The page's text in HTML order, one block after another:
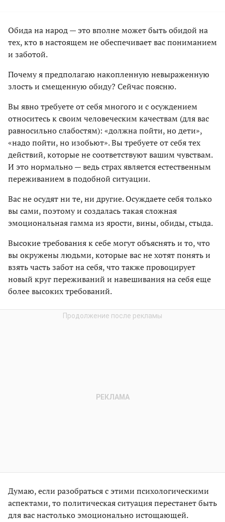
Обида на народ — это вполне может быть обидой на
тех, кто в настоящем не обеспечивает вас пониманием
и заботой.
Почему я предполагаю накопленную невыраженную
злость и смещенную обиду? Сейчас поясню.
Вы явно требуете от себя многого и с осуждением
относитесь к своим человеческим качествам (для вас
равносильно слабостям): «должна пойти, но дети»,
«надо пойти, но изобьют». Вы требуете от себя тех
действий, которые не соответствуют вашим чувствам.
И это нормально — ведь страх является естественным
переживанием в подобной ситуации.
Вас не осудят ни те, ни другие. Осуждаете себя только
вы сами, поэтому и создалась такая сложная
эмоциональная гамма из ярости, вины, обиды, стыда.
Высокие требования к себе могут объяснять и то, что
вы окружены людьми, которые вас не хотят понять и
взять часть забот на себя, что также провоцирует
новый круг переживаний и навешивания на себя еще
более высоких требований.
Думаю, если разобраться с этими психологическими
аспектами, то политическая ситуация перестанет быть
для вас настолько эмоционально истощающей.